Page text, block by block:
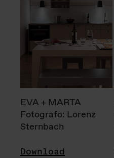
EVA + MARTA
Fotografo: Lorenz
Sternbach
Download